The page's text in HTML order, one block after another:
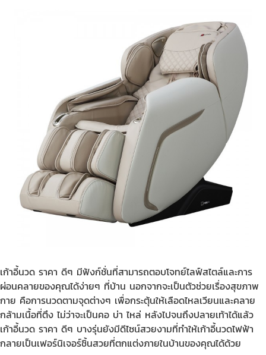
เก้าอี้นวด ราคา ดีๆ มีฟังก์ชั่นที่สามารถตอบโจทย์ไลฟ์สไตล์และการ
ผ่อนคลายของคุณได้ง่ายๆ ที่บ้าน นอกจากจะเป็นตัวช่วยเรื่องสุขภาพ
กาย คือการนวดตามจุดต่างๆ เพื่อกระตุ้นให้เลือดไหลเวียนและคลาย
กล้ามเนื้อที่ตึง ไม่ว่าจะเป็นคอ บ่า ไหล่ หลังไปจนถึงปลายเท้าได้แล้ว
เก้าอี้นวด ราคา ดีๆ บางรุ่นยังมีดีไซน์สวยงามที่ทำให้เก้าอี้นวดไฟฟ้า
กลายเป็นเฟอร์นิเจอร์ชิ้นสวยที่ตกแต่งภายในบ้านของคุณได้ด้วย